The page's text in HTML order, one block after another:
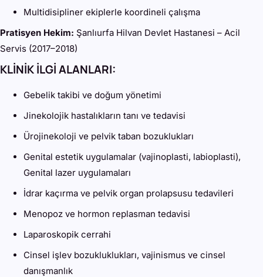
Multidisipliner ekiplerle koordineli çalışma
Pratisyen Hekim: Şanlıurfa Hilvan Devlet Hastanesi – Acil
Servis (2017–2018)
KLİNİK İLGİ ALANLARI:
Gebelik takibi ve doğum yönetimi
Jinekolojik hastalıkların tanı ve tedavisi
Ürojinekoloji ve pelvik taban bozuklukları
Genital estetik uygulamalar (vajinoplasti, labioplasti),
Genital lazer uygulamaları
İdrar kaçırma ve pelvik organ prolapsusu tedavileri
Menopoz ve hormon replasman tedavisi
Laparoskopik cerrahi
Cinsel işlev bozukluklukları, vajinismus ve cinsel
danışmanlık